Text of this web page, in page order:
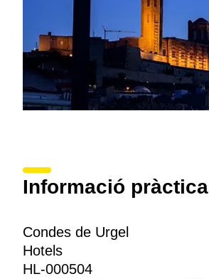
Informació pràctica
Condes de Urgel
Hotels
HL-000504